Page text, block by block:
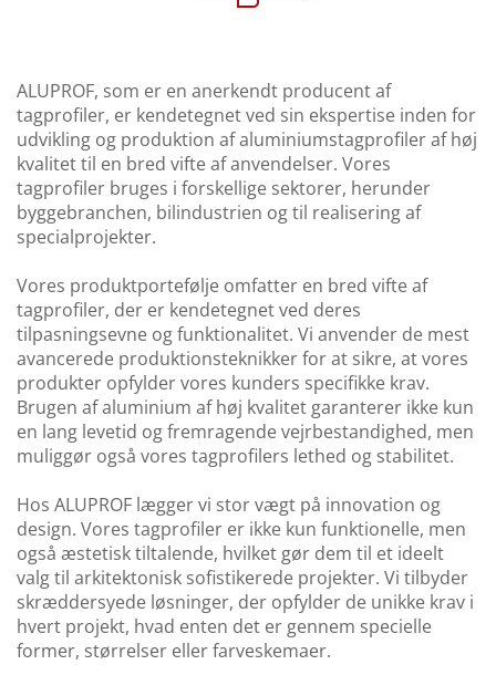
ALUPROF, som er en anerkendt producent af
tagprofiler, er kendetegnet ved sin ekspertise inden for
udvikling og produktion af aluminiumstagprofiler af høj
kvalitet til en bred vifte af anvendelser. Vores
tagprofiler bruges i forskellige sektorer, herunder
byggebranchen, bilindustrien og til realisering af
specialprojekter.
Vores produktportefølje omfatter en bred vifte af
tagprofiler, der er kendetegnet ved deres
tilpasningsevne og funktionalitet. Vi anvender de mest
avancerede produktionsteknikker for at sikre, at vores
produkter opfylder vores kunders specifikke krav.
Brugen af aluminium af høj kvalitet garanterer ikke kun
en lang levetid og fremragende vejrbestandighed, men
muliggør også vores tagprofilers lethed og stabilitet.
Hos ALUPROF lægger vi stor vægt på innovation og
design. Vores tagprofiler er ikke kun funktionelle, men
også æstetisk tiltalende, hvilket gør dem til et ideelt
valg til arkitektonisk sofistikerede projekter. Vi tilbyder
skræddersyede løsninger, der opfylder de unikke krav i
hvert projekt, hvad enten det er gennem specielle
former, størrelser eller farveskemaer.